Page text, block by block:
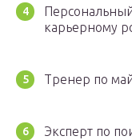
карьерному
Тренер по
Эксперт по